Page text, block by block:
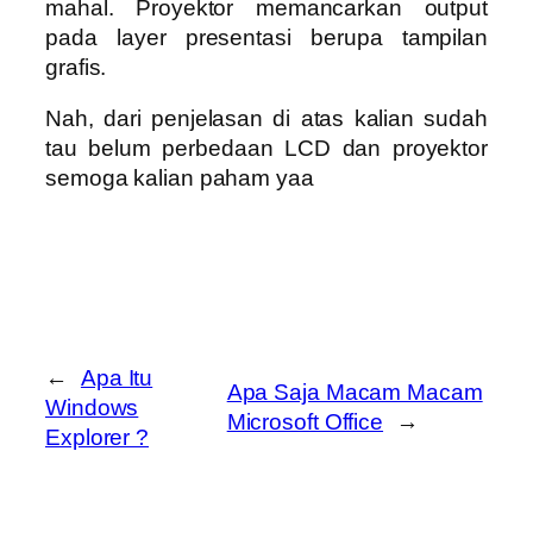
mahal. Proyektor memancarkan output
pada layer presentasi berupa tampilan
grafis.
Nah, dari penjelasan di atas kalian sudah
tau belum perbedaan LCD dan proyektor
semoga kalian paham yaa
←
Apa Itu
Windows
Explorer ?
Apa Saja Macam Macam
Microsoft Office
→